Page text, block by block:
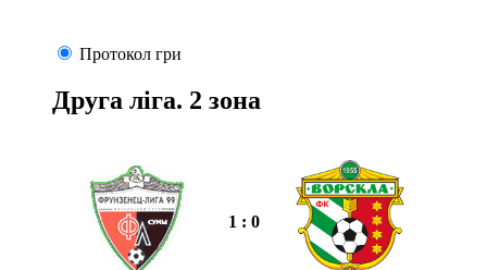
Протокол гри
Друга ліга. 2 зона
1 : 0